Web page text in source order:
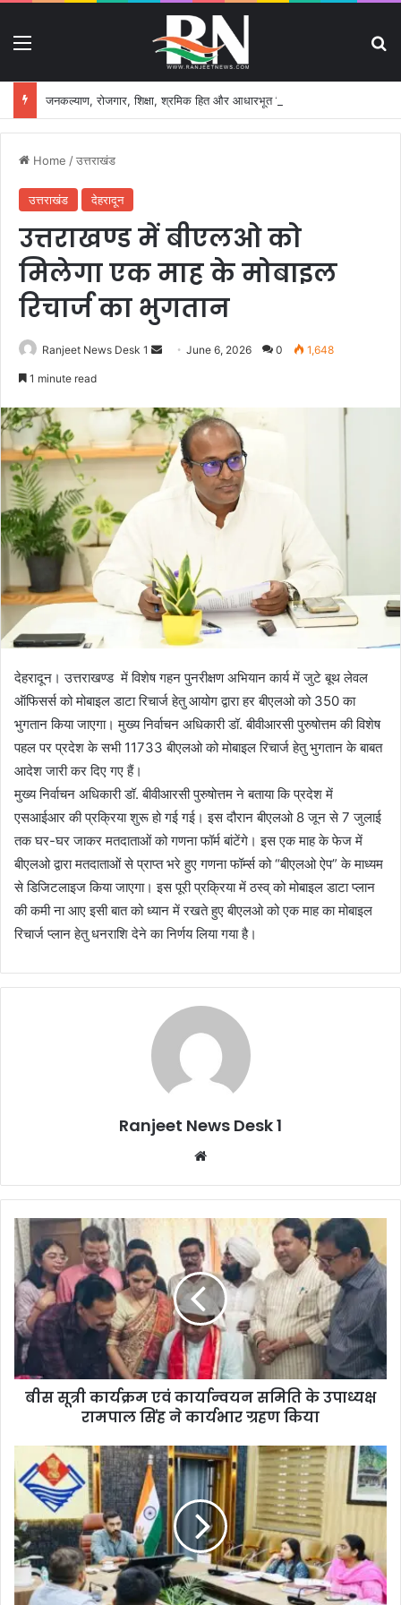
Home /उत्तराखंड
उत्तराखंड देहरादून
उत्तराखण्ड में बीएलओ को
मिलेगा एक माह के मोबाइल
रिचार्ज का भुगतान
Ranjeet News Desk 1
d
n
e
l
June 6, 2026 0 1,648
1 minute read
देहरादून। उत्तराखण्ड में विशेष गहन पुनरीक्षण अभियान कार्य में जुटे बूथ लेवल
ऑफिसर्स को मोबाइल डाटा रिचार्ज हेतु आयोग द्वारा हर बीएलओ को 350 का
भुगतान किया जाएगा। मुख्य निर्वाचन अधिकारी डॉ. बीवीआरसी पुरुषोत्तम की विशेष
पहल पर प्रदेश के सभी 11733 बीएलओ को मोबाइल रिचार्ज हेतु भुगतान के बाबत
आदेश जारी कर दिए गए हैं।
मुख्य निर्वाचन अधिकारी डॉ. बीवीआरसी पुरुषोत्तम ने बताया कि प्रदेश में
एसआईआर की प्रक्रिया शुरू हो गई गई। इस दौरान बीएलओ 8 जून से 7 जुलाई
तक घर-घर जाकर मतदाताओं को गणना फॉर्म बांटेंगे। इस एक माह के फेज में
बीएलओ द्वारा मतदाताओं से प्राप्त भरे हुए गणना फॉर्म्स को “बीएलओ ऐप” के माध्यम
से डिजिटलाइज किया जाएगा। इस पूरी प्रक्रिया में ठस्व् को मोबाइल डाटा प्लान
की कमी ना आए इसी बात को ध्यान में रखते हुए बीएलओ को एक माह का मोबाइल
रिचार्ज प्लान हेतु धनराशि देने का निर्णय लिया गया है।
Ranjeet News Desk 1
te
बीस सूत्री कार्यक्रम एवं कार्यान्वयन समिति के उपाध्यक्ष
रामपाल सिंह ने कार्यभार ग्रहण किया